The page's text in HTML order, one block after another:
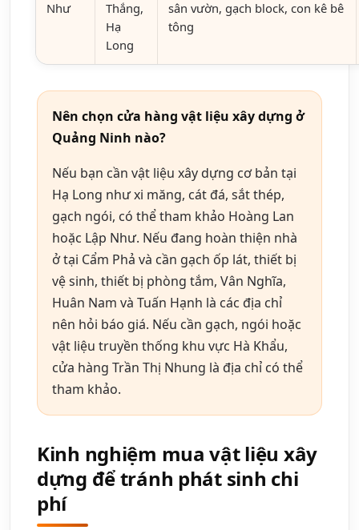
Như
Thắng,
Hạ
Long
sân vườn, gạch block, con kê bê
tông
Nên chọn cửa hàng vật liệu xây dựng ở
Quảng Ninh nào?
Nếu bạn cần vật liệu xây dựng cơ bản tại
Hạ Long như xi măng, cát đá, sắt thép,
gạch ngói, có thể tham khảo Hoàng Lan
hoặc Lập Như. Nếu đang hoàn thiện nhà
ở tại Cẩm Phả và cần gạch ốp lát, thiết bị
vệ sinh, thiết bị phòng tắm, Vân Nghĩa,
Huân Nam và Tuấn Hạnh là các địa chỉ
nên hỏi báo giá. Nếu cần gạch, ngói hoặc
vật liệu truyền thống khu vực Hà Khẩu,
cửa hàng Trần Thị Nhung là địa chỉ có thể
tham khảo.
Kinh nghiệm mua vật liệu xây
dựng để tránh phát sinh chi
phí